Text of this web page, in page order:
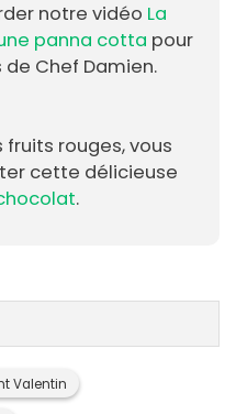
notre vidéo La
panna cotta pour
Chef Damien.
fruits rouges, vous
cette délicieuse
.
Valentin